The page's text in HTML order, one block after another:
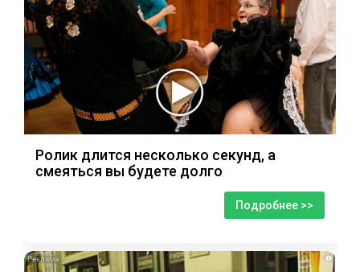
Ролик длится несколько секунд, а
смеяться вы будете долго
Подробнее >>
i